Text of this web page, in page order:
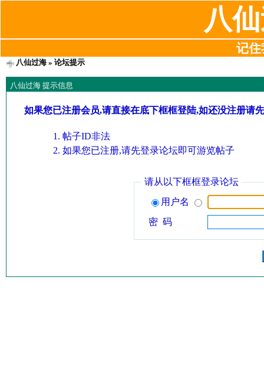
八
记住
八仙过海» 论坛提示
八仙过海 提示信息
如果您已注册会员,请直接在底下框框登陆,如还没注册请
帖子ID非法
如果您已注册,请先登录论坛即可游览帖子
请从以下框框登录论坛
用户名
密 码